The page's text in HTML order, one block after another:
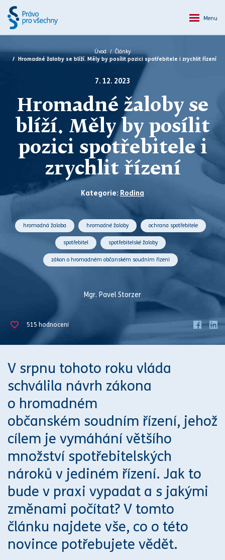
Menu
Úvod
Články
Hromadné žaloby se blíží. Měly by posílit pozici spotřebitele i zrychlit řízení
7. 12. 2023
Hromadné žaloby se
blíží. Měly by posílit
pozici spotřebitele i
zrychlit řízení
Kategorie: Rodina
hromadná žaloba hromadné žaloby ochrana spotřebitele
spotřebitel spotřebitelské žaloby
zákon o hromadném občanském soudním řízení
Mgr. Pavel Storzer
515 hodnocení
V srpnu tohoto roku vláda
schválila návrh zákona
o hromadném
občanském soudním řízení, jehož
cílem je vymáhání většího
množství spotřebitelských
nároků v jediném řízení. Jak to
bude v praxi vypadat ​​a s jakými
změnami počítat? V tomto
článku najdete vše, co o této
novince potřebujete vědět.